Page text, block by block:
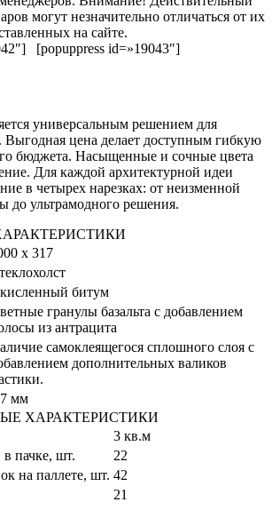
могут незначительно отличаться от их
на сайте.
[popuppress id=»19043″]
универсальным решением для
цена делает доступным гибкую
бюджета. Насыщенные и сочные цвета
Для каждой архитектурной идеи
в четырех нарезках: от неизменной
до ультрамодного решения.
х 317
битум
гранулы базальта с добавлением
из антрацита
самоклеящегося сплошного слоя с
дополнительных валиков
мм
ХАРАКТЕРИСТИКИ
3 кв.м
в пачке, шт.
22
на паллете, шт. 42
21